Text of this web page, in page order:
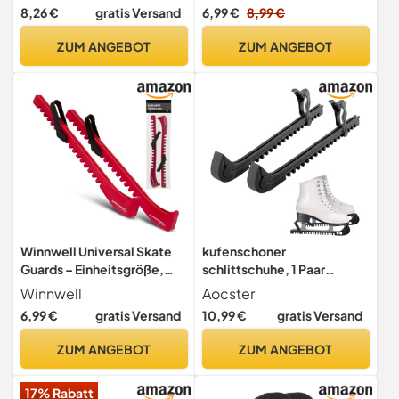
Schlittschuhschutz
Spring Schlittschuh
Eiskunstlauf Zubehör für
Kinder Erwachsener
Universal Weiß
8,26 € gratis Versand
ZUM ANGEBOT
Eishockey Schuhe Für
Mintgrün, M)
6,99 € 8,99 €
ZUM ANGEBOT
Winnwell Universal Skate
Guards – Einheitsgröße,
schnell trocknende
Feuchtigkeitsabgabe,
einfach zu bedienende
Eishockey und
Winnwell
6,99 € gratis Versand
ZUM ANGEBOT
kufenschoner
schlittschuhe, 1 Paar
Kufenschoner für
Eishockey schlittschuhe,
Schoner für
Kufenschoner Eiskunstlauf
schlittschuh für
Aocster
10,99 € gratis Versand
ZUM ANGEBOT
17% Rabatt